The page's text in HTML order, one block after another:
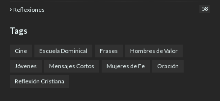
Reflexiones 58
Tags
Cine Escuela Dominical Frases Hombres de Valor
Jóvenes Mensajes Cortos Mujeres de Fe Oración
Reflexión Cristiana